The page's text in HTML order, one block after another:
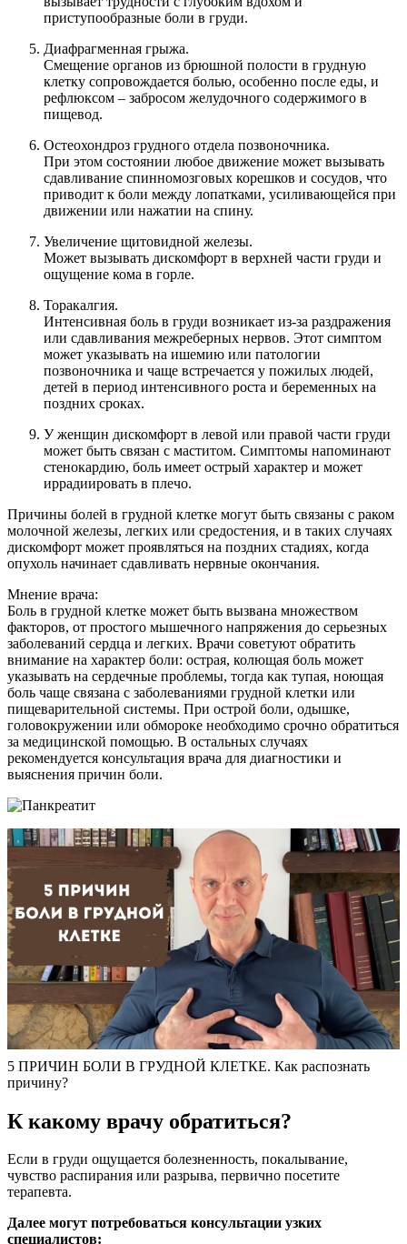
приступообразные боли в груди.
Диафрагменная грыжа.
Смещение органов из брюшной полости в грудную
клетку сопровождается болью, особенно после еды, и
рефлюксом – забросом желудочного содержимого в
пищевод.
Остеохондроз грудного отдела позвоночника.
При этом состоянии любое движение может вызывать
сдавливание спинномозговых корешков и сосудов, что
приводит к боли между лопатками, усиливающейся при
движении или нажатии на спину.
Увеличение щитовидной железы.
Может вызывать дискомфорт в верхней части груди и
ощущение кома в горле.
Торакалгия.
Интенсивная боль в груди возникает из-за раздражения
или сдавливания межреберных нервов. Этот симптом
может указывать на ишемию или патологии
позвоночника и чаще встречается у пожилых людей,
детей в период интенсивного роста и беременных на
поздних сроках.
У женщин дискомфорт в левой или правой части груди
может быть связан с маститом. Симптомы напоминают
стенокардию, боль имеет острый характер и может
иррадиировать в плечо.
Причины болей в грудной клетке могут быть связаны с раком
молочной железы, легких или средостения, и в таких случаях
дискомфорт может проявляться на поздних стадиях, когда
опухоль начинает сдавливать нервные окончания.
Мнение врача:
Боль в грудной клетке может быть вызвана множеством
факторов, от простого мышечного напряжения до серьезных
заболеваний сердца и легких. Врачи советуют обратить
внимание на характер боли: острая, колющая боль может
указывать на сердечные проблемы, тогда как тупая, ноющая
боль чаще связана с заболеваниями грудной клетки или
пищеварительной системы. При острой боли, одышке,
головокружении или обмороке необходимо срочно обратиться
за медицинской помощью. В остальных случаях
рекомендуется консультация врача для диагностики и
выяснения причин боли.
5 ПРИЧИН БОЛИ В ГРУДНОЙ КЛЕТКЕ. Как распознать
причину?
К какому врачу обратиться?
Если в груди ощущается болезненность, покалывание,
чувство распирания или разрыва, первично посетите
терапевта.
Далее могут потребоваться консультации узких
специалистов: